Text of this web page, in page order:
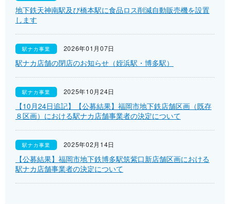
地下鉄天神南駅及び橋本駅に食品ロス削減自動販売機を設置
します
駅ナカ事業 2026年01月07日
駅ナカ店舗の閉店のお知らせ（姪浜駅・博多駅）
駅ナカ事業 2025年10月24日
【10月24日追記】【公募結果】福岡市地下鉄店舗区画（既存
８区画）における駅ナカ店舗事業者の決定について
駅ナカ事業 2025年02月14日
【公募結果】福岡市地下鉄博多駅筑紫口新店舗区画における
駅ナカ店舗事業者の決定について